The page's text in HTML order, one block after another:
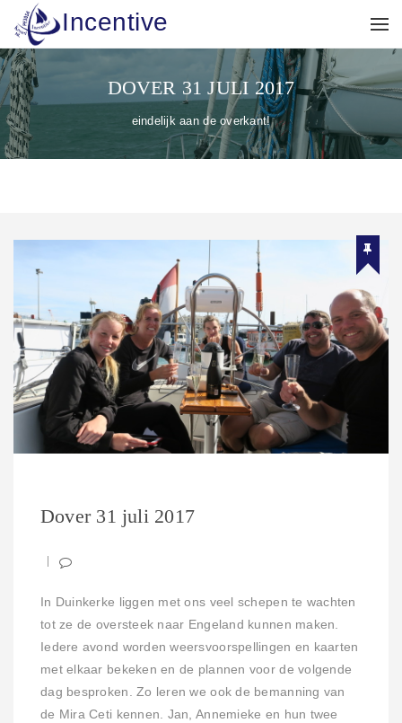
Incentive
DOVER 31 JULI 2017
eindelijk aan de overkant!
Dover 31 juli 2017
In Duinkerke liggen met ons veel schepen te wachten
tot ze de oversteek naar Engeland kunnen maken.
Iedere avond worden weersvoorspellingen en kaarten
met elkaar bekeken en de plannen voor de volgende
dag besproken. Zo leren we ook de bemanning van
de Mira Ceti kennen. Jan, Annemieke en hun twee